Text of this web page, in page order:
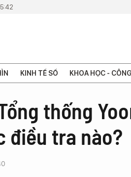
KINH TẾ SỐ KHOA HỌC -
thống
điều tra nào?